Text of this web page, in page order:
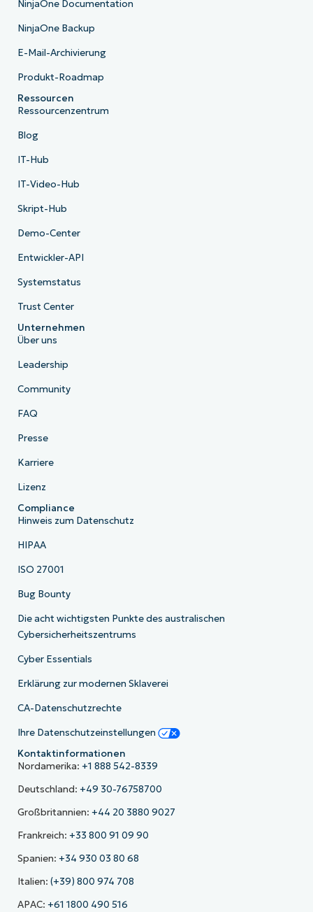
NinjaOne Documentation
NinjaOne Backup
E-Mail-Archivierung
Produkt-Roadmap
Ressourcen
Ressourcenzentrum
Blog
IT-Hub
IT-Video-Hub
Skript-Hub
Demo-Center
Entwickler-API
Systemstatus
Trust Center
Unternehmen
Über uns
Leadership
Community
FAQ
Presse
Karriere
Lizenz
Compliance
Hinweis zum Datenschutz
HIPAA
ISO 27001
Bug Bounty
Die acht wichtigsten Punkte des australischen
Cybersicherheitszentrums
Cyber Essentials
Erklärung zur modernen Sklaverei
CA-Datenschutzrechte
Ihre Datenschutzeinstellungen
Kontaktinformationen
Nordamerika: +1 888 542-8339
Deutschland: +49 30-76758700
Großbritannien: +44 20 3880 9027
Frankreich: +33 800 91 09 90
Spanien: +34 930 03 80 68
Italien: (+39) 800 974 708
APAC: +61 1800 490 516